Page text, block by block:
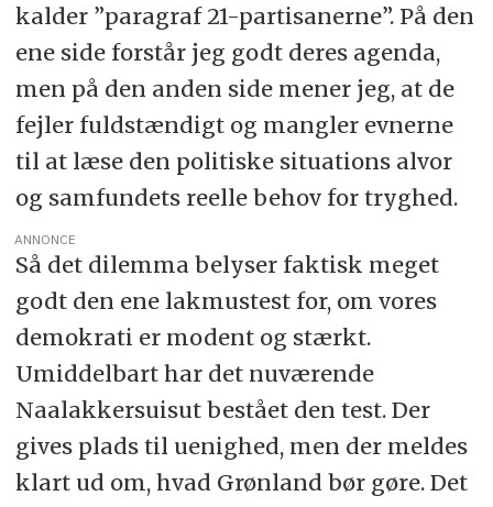
kalder ”paragraf 21-partisanerne”. På den
ene side forstår jeg godt deres agenda,
men på den anden side mener jeg, at de
fejler fuldstændigt og mangler evnerne
til at læse den politiske situations alvor
og samfundets reelle behov for tryghed.
ANNONCE
Så det dilemma belyser faktisk meget
godt den ene lakmustest for, om vores
demokrati er modent og stærkt.
Umiddelbart har det nuværende
Naalakkersuisut bestået den test. Der
gives plads til uenighed, men der meldes
klart ud om, hvad Grønland bør gøre. Det